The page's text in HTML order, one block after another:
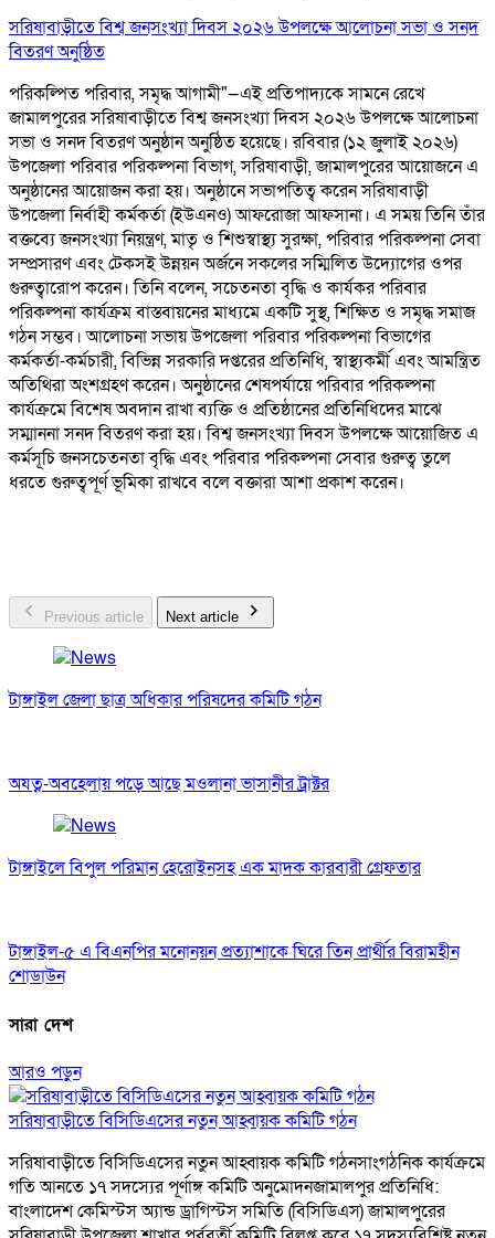
সরিষাবাড়ীতে বিশ্ব জনসংখ্যা দিবস ২০২৬ উপলক্ষে আলোচনা সভা ও সনদ
বিতরণ অনুষ্ঠিত
পরিকল্পিত পরিবার, সমৃদ্ধ আগামী"—এই প্রতিপাদ্যকে সামনে রেখে
জামালপুরের সরিষাবাড়ীতে বিশ্ব জনসংখ্যা দিবস ২০২৬ উপলক্ষে আলোচনা
সভা ও সনদ বিতরণ অনুষ্ঠান অনুষ্ঠিত হয়েছে। রবিবার (১২ জুলাই ২০২৬)
উপজেলা পরিবার পরিকল্পনা বিভাগ, সরিষাবাড়ী, জামালপুরের আয়োজনে এ
অনুষ্ঠানের আয়োজন করা হয়। অনুষ্ঠানে সভাপতিত্ব করেন সরিষাবাড়ী
উপজেলা নির্বাহী কর্মকর্তা (ইউএনও) আফরোজা আফসানা। এ সময় তিনি তাঁর
বক্তব্যে জনসংখ্যা নিয়ন্ত্রণ, মাতৃ ও শিশুস্বাস্থ্য সুরক্ষা, পরিবার পরিকল্পনা সেবা
সম্প্রসারণ এবং টেকসই উন্নয়ন অর্জনে সকলের সম্মিলিত উদ্যোগের ওপর
গুরুত্বারোপ করেন। তিনি বলেন, সচেতনতা বৃদ্ধি ও কার্যকর পরিবার
পরিকল্পনা কার্যক্রম বাস্তবায়নের মাধ্যমে একটি সুস্থ, শিক্ষিত ও সমৃদ্ধ সমাজ
গঠন সম্ভব। আলোচনা সভায় উপজেলা পরিবার পরিকল্পনা বিভাগের
কর্মকর্তা-কর্মচারী, বিভিন্ন সরকারি দপ্তরের প্রতিনিধি, স্বাস্থ্যকর্মী এবং আমন্ত্রিত
অতিথিরা অংশগ্রহণ করেন। অনুষ্ঠানের শেষপর্যায়ে পরিবার পরিকল্পনা
কার্যক্রমে বিশেষ অবদান রাখা ব্যক্তি ও প্রতিষ্ঠানের প্রতিনিধিদের মাঝে
সম্মাননা সনদ বিতরণ করা হয়। বিশ্ব জনসংখ্যা দিবস উপলক্ষে আয়োজিত এ
কর্মসূচি জনসচেতনতা বৃদ্ধি এবং পরিবার পরিকল্পনা সেবার গুরুত্ব তুলে
ধরতে গুরুত্বপূর্ণ ভূমিকা রাখবে বলে বক্তারা আশা প্রকাশ করেন।
Previous article Next article
টাঙ্গাইল জেলা ছাত্র অধিকার পরিষদের কমিটি গঠন
অযত্ন-অবহেলায় পড়ে আছে মওলানা ভাসানীর ট্রাক্টর
টাঙ্গাইলে বিপুল পরিমান হেরোইনসহ এক মাদক কারবারী গ্রেফতার
টাঙ্গাইল-৫ এ বিএনপির মনোনয়ন প্রত্যাশাকে ঘিরে তিন প্রার্থীর বিরামহীন
শোডাউন
সারা দেশ
আরও পড়ুন
সরিষাবাড়ীতে বিসিডিএসের নতুন আহ্বায়ক কমিটি গঠন
সরিষাবাড়ীতে বিসিডিএসের নতুন আহ্বায়ক কমিটি গঠনসাংগঠনিক কার্যক্রমে
গতি আনতে ১৭ সদস্যের পূর্ণাঙ্গ কমিটি অনুমোদনজামালপুর প্রতিনিধি:
বাংলাদেশ কেমিস্টস অ্যান্ড ড্রাগিস্টস সমিতি (বিসিডিএস) জামালপুরের